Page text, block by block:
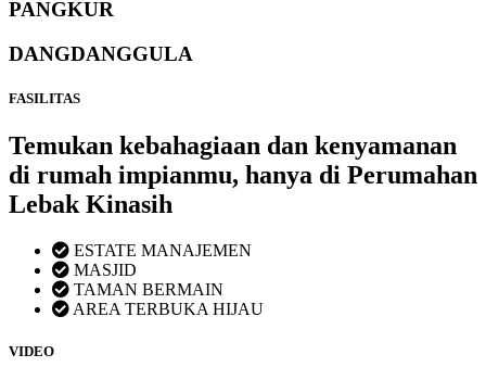
PANGKUR
DANGDANGGULA
FASILITAS
Temukan kebahagiaan dan kenyamanan
di rumah impianmu, hanya di Perumahan
Lebak Kinasih
ESTATE MANAJEMEN
MASJID
TAMAN BERMAIN
AREA TERBUKA HIJAU
VIDEO